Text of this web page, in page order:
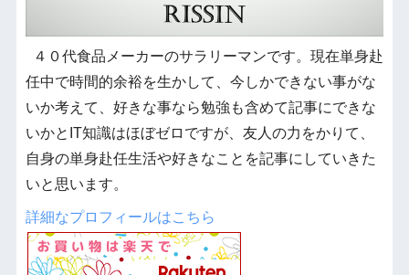
４０代食品メーカーのサラリーマンです。現在単身赴
任中で時間的余裕を生かして、今しかできない事がな
いか考えて、好きな事なら勉強も含めて記事にできな
いかとIT知識はほぼゼロですが、友人の力をかりて、
自身の単身赴任生活や好きなことを記事にしていきた
いと思います。
詳細なプロフィールはこちら